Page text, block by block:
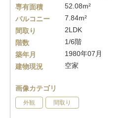
専有面積
52.08m²
バルコニー
7.84m²
間取り
2LDK
階数
1/6階
築年月
1980年07月
建物現況
空家
画像カテゴリ
外観 間取り